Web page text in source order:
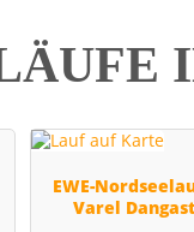
EWE-
Varel Dangast